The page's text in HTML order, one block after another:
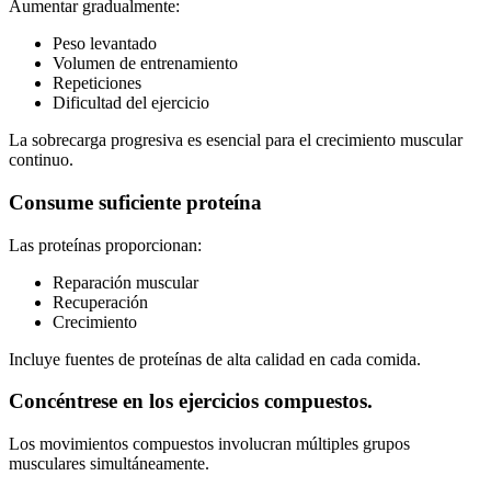
Aumentar gradualmente:
Peso levantado
Volumen de entrenamiento
Repeticiones
Dificultad del ejercicio
La sobrecarga progresiva es esencial para el crecimiento muscular
continuo.
Consume suficiente proteína
Las proteínas proporcionan:
Reparación muscular
Recuperación
Crecimiento
Incluye fuentes de proteínas de alta calidad en cada comida.
Concéntrese en los ejercicios compuestos.
Los movimientos compuestos involucran múltiples grupos
musculares simultáneamente.